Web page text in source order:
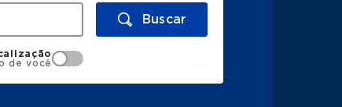
Buscar
de você